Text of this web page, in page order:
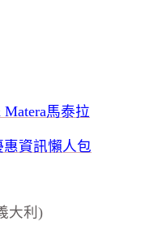
馬泰拉
資訊懶人包
大利)